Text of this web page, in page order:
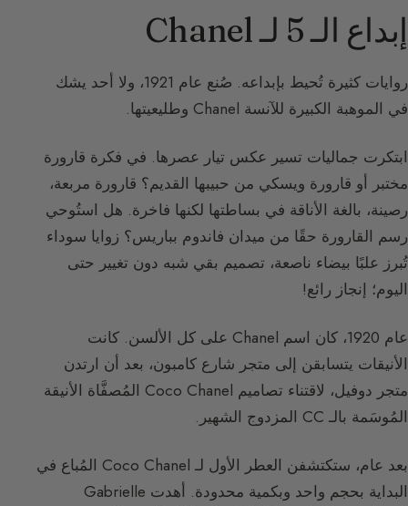
إبداع الـ 5 لـ Chanel
روايات كثيرة تُحيط بإبداعه. صُنع عام 1921، ولا أحد يشك
في الموهبة الكبيرة للآنسة Chanel وطليعيتها.
ابتكرت جماليات تسير عكس تيار عصرها. في فكرة قارورة
مختبر أو قارورة ويسكي من حبيبها القديم؟ قارورة مربعة،
رصينة، بالغة الأناقة في بساطتها لكنها فاخرة. هل استُوحي
رسم القارورة حقًا من ميدان فاندوم بباريس؟ زوايا سوداء
تُبرز علبًا بيضاء ناصعة، تصميم بقي شبه دون تغيير حتى
اليوم؛ إنجاز رائع!
عام 1920، كان اسم Chanel على كل الألسن. كانت
الأنيقات يتسابقن إلى متجر شارع كامبون، بعد أن ارتدن
متجر دوفيل، لاقتناء تصاميم Coco Chanel المُصفَّاة الأنيقة
المُوسَمة بالـ CC المزدوج الشهير.
بعد عام، ستكتشفن العطر الأول لـ Coco Chanel المُباع في
البداية بحجم واحد وبكمية محدودة. أهدت Gabrielle